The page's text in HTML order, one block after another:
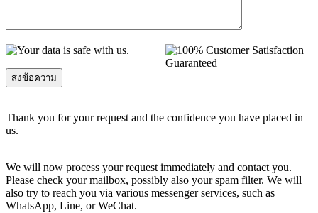
Thank you for your request and the confidence you have placed in
us.
We will now process your request immediately and contact you.
Please check your mailbox, possibly also your spam filter. We will
also try to reach you via various messenger services, such as
WhatsApp, Line, or WeChat.